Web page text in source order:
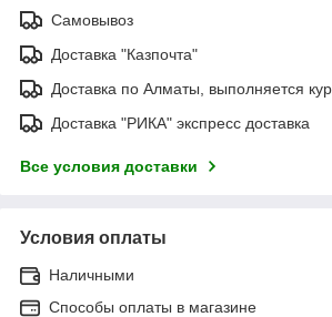
Самовывоз
Доставка "Казпочта"
Доставка по Алматы, выполняется
Доставка "РИКА" экспресс доставка
Все условия доставки
Условия оплаты
Наличными
Способы оплаты в магазине